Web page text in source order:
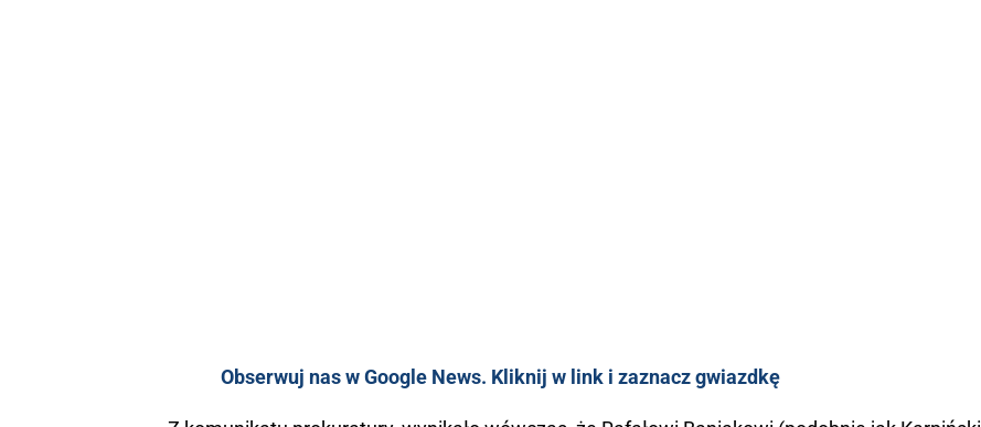
Obserwuj nas w Google News. Kliknij w link i zaznacz gwiazdkę